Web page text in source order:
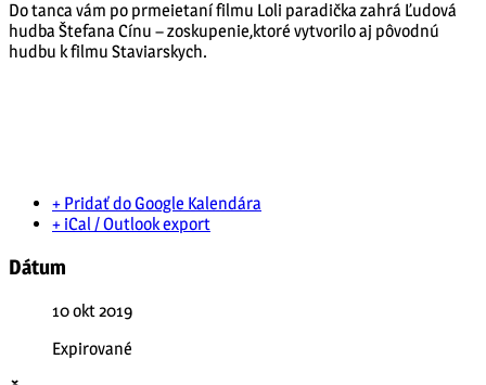
Do tanca vám po prmeietaní filmu Loli paradička zahrá Ľudová
hudba Štefana Cínu – zoskupenie,ktoré vytvorilo aj pôvodnú
hudbu k filmu Staviarskych.
+ Pridať do Google Kalendára
+ iCal / Outlook export
Dátum
10 okt 2019
Expirované